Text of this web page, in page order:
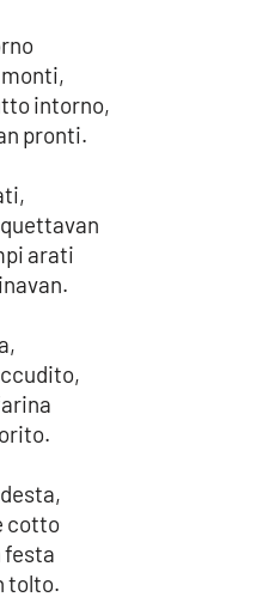
monti,
intorno,
pronti.
arati
cotto
festa
tolto.